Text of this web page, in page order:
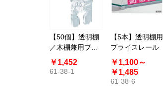
【50個】透明棚
／木棚兼用ブラ
ケットストッパ
ー
￥1,452
61-38-1
【5本】透明棚用
プライスレール
￥1,100～
￥1,485
61-38-6